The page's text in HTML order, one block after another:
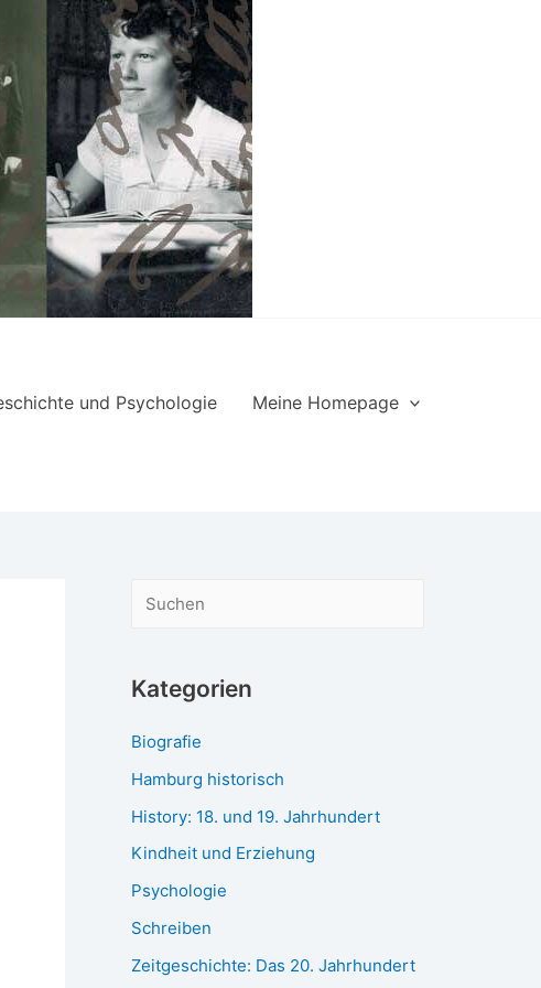
und Psychologie
Meine Homepage
h
Kategorien
Biografie
Hamburg historisch
History: 18. und 19. Jahrhundert
Kindheit und Erziehung
Psychologie
Schreiben
Zeitgeschichte: Das 20. Jahrhundert